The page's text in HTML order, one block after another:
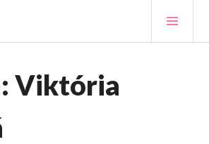
Viktória